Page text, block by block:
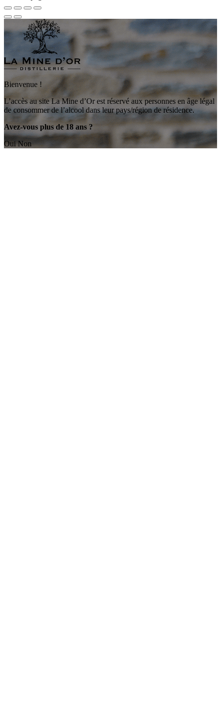
Bienvenue !
L’accès au site La Mine d’Or est réservé aux personnes en âge légal
de consommer de l’alcool dans leur pays/région de résidence.
Avez-vous plus de 18 ans ?
Oui Non